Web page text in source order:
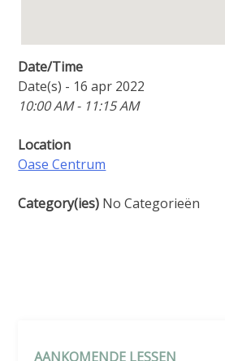
Date/Time
Date(s) - 16 apr 2022
10:00 AM - 11:15 AM
Location
Oase Centrum
Category(ies) No Categorieën
AANKOMENDE LESSEN